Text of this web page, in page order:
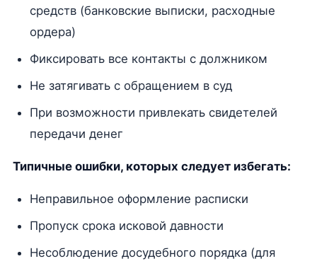
средств (банковские выписки, расходные
ордера)
Фиксировать все контакты с должником
Не затягивать с обращением в суд
При возможности привлекать свидетелей
передачи денег
Типичные ошибки, которых следует избегать:
Неправильное оформление расписки
Пропуск срока исковой давности
Несоблюдение досудебного порядка (для